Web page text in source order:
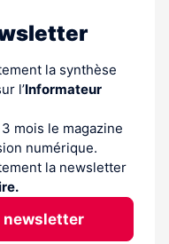
la synthèse
l’Informateur
mois le magazine
numérique.
la newsletter
newsletter